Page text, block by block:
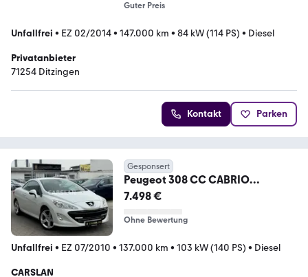
Guter Preis
Unfallfrei • EZ 02/2014• 147.000 km • 84 kW (114 PS) • Diesel
Privatanbieter
71254 Ditzingen
Kontakt Parken
Gesponsert
Peugeot 308 CC CABRIO
PLATINIUM
7.498 €
Ohne Bewertung
Unfallfrei • EZ 07/2010 • 137.000 km • 103 kW (140 PS) • Diesel
CARSLAN